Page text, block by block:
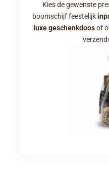
Kies de gewenste
boomschijf feestelijk
luxe geschenkdoosof